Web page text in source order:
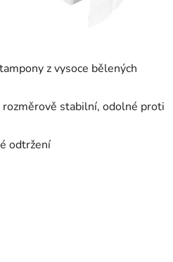
z vysoce bělených
stabilní, odolné proti
odtržení